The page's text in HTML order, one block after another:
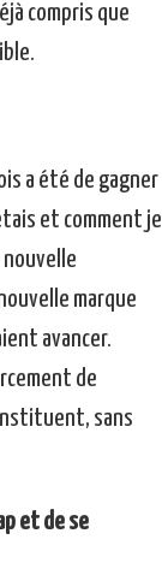
compris que
a été de gagner
et comment je
marque
avancer.
de
sans
et de se